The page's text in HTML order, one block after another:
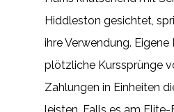
Hiddleston gesichtet,
ihre Verwendung. Eigene
plötzliche Kurssprünge
Zahlungen in Einheiten